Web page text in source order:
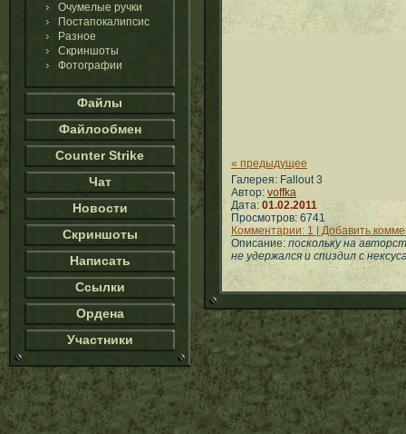
Очумелые ручки
Постапокалипсис
Разное
Скриншоты
Фотографии
Файлы
Файлообмен
Counter Strike
Чат
Новости
Скриншоты
Написать
Ссылки
Ордена
Участники
« предыдущее
Галерея: Fallout 3
Автор: voffka
Дата: 01.02.2011
Просмотров: 6741
Комментарии: 1 | Добавить
Описание: поскольку на
не удержался и спиздил с